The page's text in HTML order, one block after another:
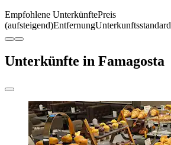
Empfohlene UnterkünftePreis
(aufsteigend)EntfernungUnterkunftsstandard
Unterkünfte in Famagosta